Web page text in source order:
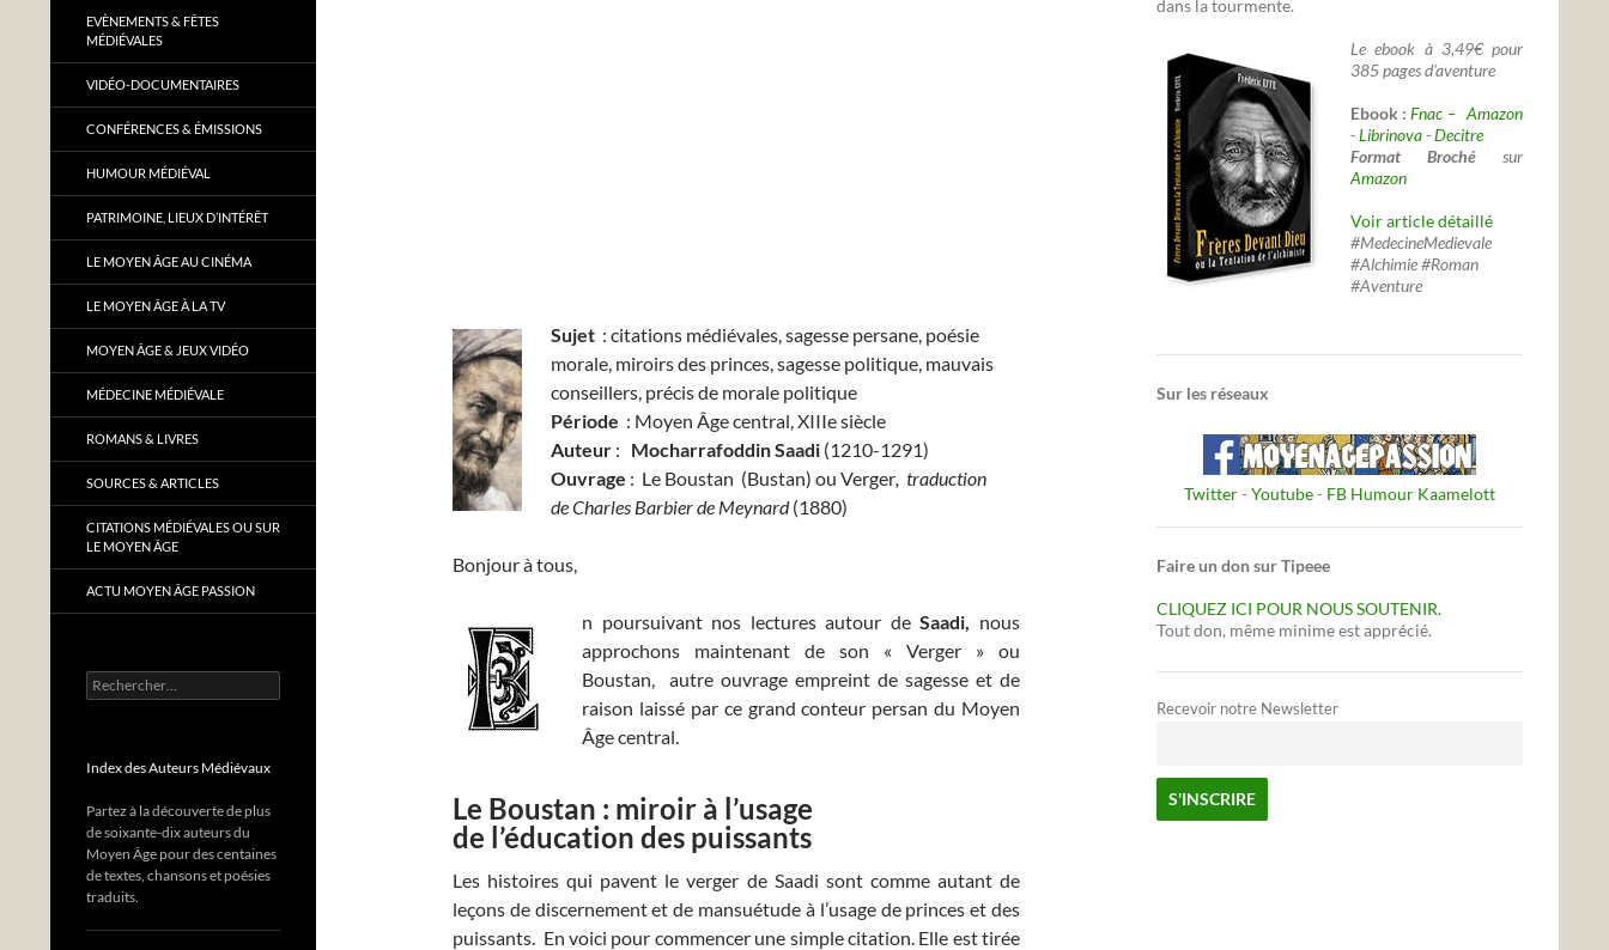
Sujet : citations médiévales, sagesse persane, poésie
morale, miroirs des princes, sagesse politique, mauvais
conseillers, précis de morale politique
Période : Moyen Âge central, XIIIe siècle
Auteur : Mocharrafoddin Saadi (1210-1291)
Ouvrage : Le Boustan (Bustan) ou Verger, traduction
de Charles Barbier de Meynard(1880)
Bonjour à tous,
n poursuivant nos lectures autour deSaadi, nous
approchons maintenant de son « Verger » ou
Boustan, autre ouvrage empreint de sagesse et de
raison laissé par ce grand conteur persan du Moyen
Âge central.
Le Boustan : miroir à l’usage
de l’éducation des puissants
Les histoires qui pavent le verger de Saadi sont comme autant de
leçons de discernement et de mansuétude à l’usage de princes et des
puissants. En voici pour commencer une simple citation. Elle est tirée
dans la tourmente.
Le ebook à 3,49€ pour
385 pages d'aventure
Ebook :Fnac – Amazon
-Librinova-Decitre
Format Broché sur
Amazon
Voir article détaillé
#MedecineMedievale
#Alchimie #Roman
#Aventure
Sur les réseaux
Twitter- Youtube- FB Humour Kaamelott
Faire un don sur Tipeee
CLIQUEZ ICI POUR NOUS SOUTENIR.
Tout don, même minime est apprécié.
Recevoir notre Newsletter
EVÈNEMENTS & FÊTES
MÉDIÉVALES
VIDÉO-DOCUMENTAIRES
CONFÉRENCES & ÉMISSIONS
HUMOUR MÉDIÉVAL
PATRIMOINE, LIEUX D’INTÉRÊT
LE MOYEN ÂGE AU CINÉMA
LE MOYEN ÂGE À LA TV
MOYEN ÂGE & JEUX VIDÉO
MÉDECINE MÉDIÉVALE
ROMANS & LIVRES
SOURCES & ARTICLES
CITATIONS MÉDIÉVALES OU SUR
LE MOYEN ÂGE
ACTU MOYEN ÂGE PASSION
Rechercher :
Index des Auteurs Médiévaux
Partez à la découverte de plus
de soixante-dix auteurs du
Moyen Âge pour des centaines
de textes, chansons et poésies
traduits.